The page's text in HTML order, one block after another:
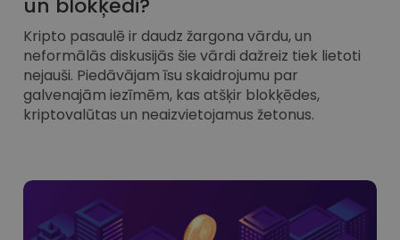
un blokķēdi?
Kripto pasaulē ir daudz žargona vārdu, un
neformālās diskusijās šie vārdi dažreiz tiek lietoti
nejauši. Piedāvājam īsu skaidrojumu par
galvenajām iezīmēm, kas atšķir blokķēdes,
kriptovalūtas un neaizvietojamus žetonus.